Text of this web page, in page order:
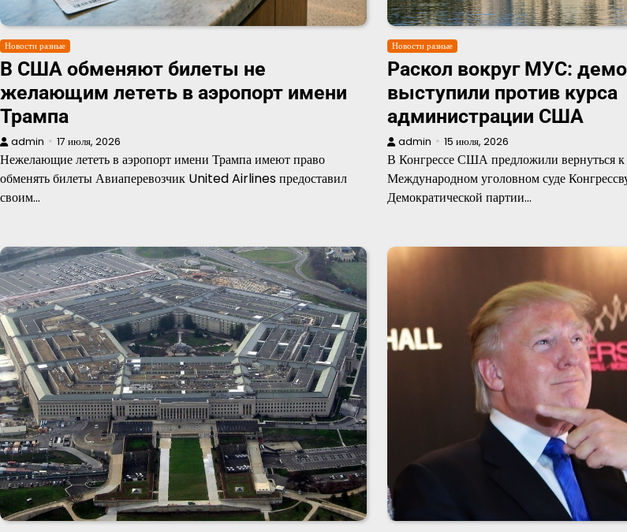
Новости разные
В США обменяют билеты не
желающим лететь в аэропорт имени
Трампа
admin 17 июля, 2026
Нежелающие лететь в аэропорт имени Трампа имеют право
обменять билеты Авиаперевозчик United Airlines предоставил
своим…
Новости разные
Раскол вокруг МУС:
выступили против курса
администрации США
admin 15 июля, 2026
В Конгрессе США предложили вернуться к
Международном уголовном суде
Демократической партии…